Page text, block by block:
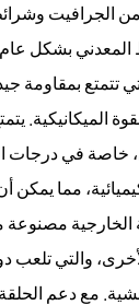
الجرافيت
بشكل عام
316، والتي تتمتع
الميكانيكية.
خاصة في درجات
الخارجية مصنوعة
والتي تلعب
مع دعم